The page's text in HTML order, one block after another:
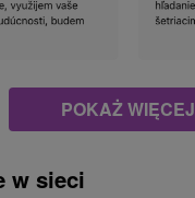
POKAŻ WIĘCEJ
w sieci